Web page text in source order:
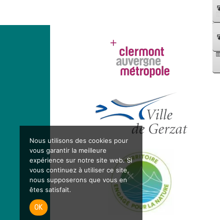
Nous utilisons des cookies pour
vous garantir la meilleure
expérience sur notre site web. Si
vous continuez à utiliser ce site,
nous supposerons que vous en
êtes satisfait.
OK